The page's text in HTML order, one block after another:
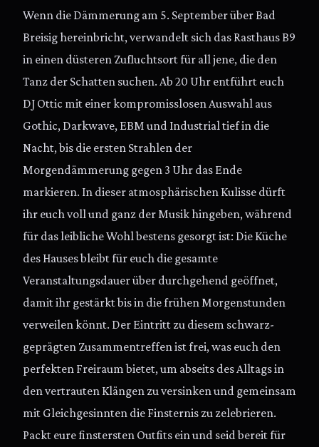
Wenn die Dämmerung am 5. September über Bad
Breisig hereinbricht, verwandelt sich das Rasthaus B9
in einen düsteren Zufluchtsort für all jene, die den
Tanz der Schatten suchen. Ab 20 Uhr entführt euch
DJ Ottic mit einer kompromisslosen Auswahl aus
Gothic, Darkwave, EBM und Industrial tief in die
Nacht, bis die ersten Strahlen der
Morgendämmerung gegen 3 Uhr das Ende
markieren. In dieser atmosphärischen Kulisse dürft
ihr euch voll und ganz der Musik hingeben, während
für das leibliche Wohl bestens gesorgt ist: Die Küche
des Hauses bleibt für euch die gesamte
Veranstaltungsdauer über durchgehend geöffnet,
damit ihr gestärkt bis in die frühen Morgenstunden
verweilen könnt. Der Eintritt zu diesem schwarz-
geprägten Zusammentreffen ist frei, was euch den
perfekten Freiraum bietet, um abseits des Alltags in
den vertrauten Klängen zu versinken und gemeinsam
mit Gleichgesinnten die Finsternis zu zelebrieren.
Packt eure finstersten Outfits ein und seid bereit für